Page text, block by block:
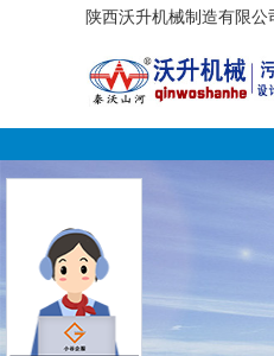
陕西沃升机械制造有限